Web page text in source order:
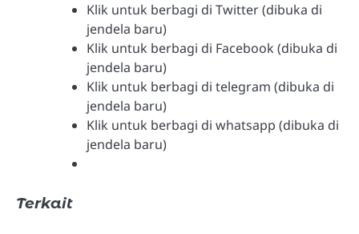
Klik untuk berbagi di Twitter (dibuka di
jendela baru)
Klik untuk berbagi di Facebook (dibuka di
jendela baru)
Klik untuk berbagi di telegram (dibuka di
jendela baru)
Klik untuk berbagi di whatsapp (dibuka di
jendela baru)
Terkait